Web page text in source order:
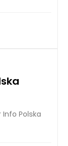
Info Polska